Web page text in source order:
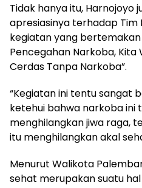
Tidak hanya itu, Harnojoyo
apresiasinya terhadap Tim
kegiatan yang bertemakan
Pencegahan Narkoba, Kita
Cerdas Tanpa Narkoba”.
“Kegiatan ini tentu sangat
ketehui bahwa narkoba ini
menghilangkan jiwa raga,
itu menghilangkan akal
Menurut Walikota
sehat merupakan suatu